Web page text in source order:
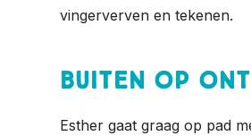
vingerverven en tekenen.
Buiten op
Esther gaat graag op pad